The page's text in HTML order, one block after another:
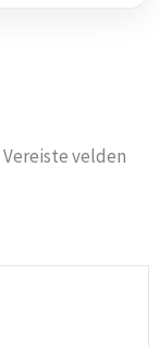
Vereiste velden